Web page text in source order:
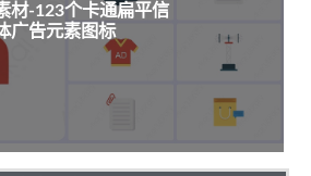
材-123个卡通扁平信
广告元素图标